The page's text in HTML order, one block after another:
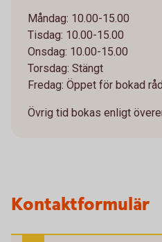
Måndag: 10.00-15.00
Tisdag: 10.00-15.00
Onsdag: 10.00-15.00
Torsdag: Stängt
Fredag: Öppet för bokad
Övrig tid bokas enligt
Kontaktformulär